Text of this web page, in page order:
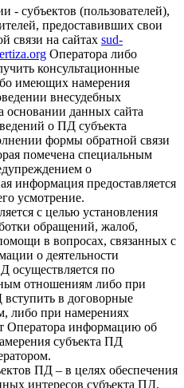
- субъектов (пользователей),
предоставивших свои
связи на сайтах sud-
Оператора либо
консультационные
имеющих намерения
внесудебных
основании данных сайта
о ПД субъекта
формы обратной связи
помечена специальным
о
информация предоставляется
усмотрение.
с целью установления
обращений, жалоб,
в вопросах, связанных с
о деятельности
осуществляется по
отношениям либо при
в договорные
либо при намерениях
Оператора информацию об
субъекта ПД
ПД – в целях обеспечения
интересов субъекта ПД,